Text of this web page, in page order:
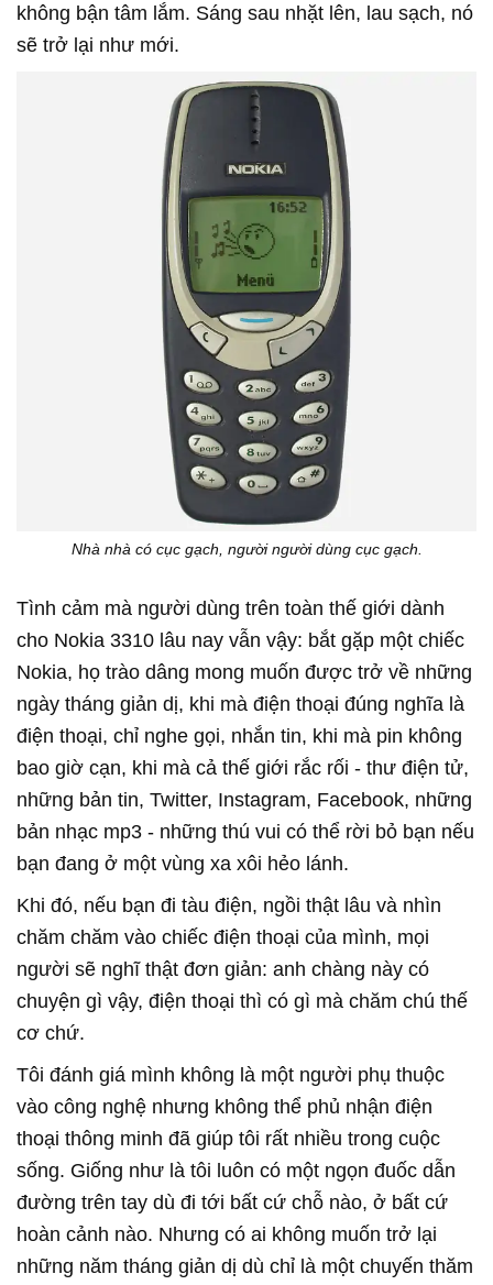
không bận tâm lắm. Sáng sau nhặt lên, lau sạch, nó
sẽ trở lại như mới.
Nhà nhà có cục gạch, người người dùng cục gạch.
Tình cảm mà người dùng trên toàn thế giới dành
cho Nokia 3310 lâu nay vẫn vậy: bắt gặp một chiếc
Nokia, họ trào dâng mong muốn được trở về những
ngày tháng giản dị, khi mà điện thoại đúng nghĩa là
điện thoại, chỉ nghe gọi, nhắn tin, khi mà pin không
bao giờ cạn, khi mà cả thế giới rắc rối - thư điện tử,
những bản tin, Twitter, Instagram, Facebook, những
bản nhạc mp3 - những thú vui có thể rời bỏ bạn nếu
bạn đang ở một vùng xa xôi hẻo lánh.
Khi đó, nếu bạn đi tàu điện, ngồi thật lâu và nhìn
chăm chăm vào chiếc điện thoại của mình, mọi
người sẽ nghĩ thật đơn giản: anh chàng này có
chuyện gì vậy, điện thoại thì có gì mà chăm chú thế
cơ chứ.
Tôi đánh giá mình không là một người phụ thuộc
vào công nghệ nhưng không thể phủ nhận điện
thoại thông minh đã giúp tôi rất nhiều trong cuộc
sống. Giống như là tôi luôn có một ngọn đuốc dẫn
đường trên tay dù đi tới bất cứ chỗ nào, ở bất cứ
hoàn cảnh nào. Nhưng có ai không muốn trở lại
những năm tháng giản dị dù chỉ là một chuyến thăm